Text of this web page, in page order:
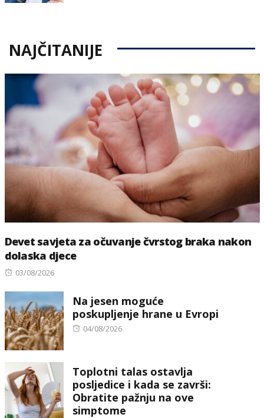
NAJČITANIJE
Devet savjeta za očuvanje čvrstog braka nakon
dolaska djece
Posted
03/08/2026
Na jesen moguće
poskupljenje hrane u Evropi
Posted
04/08/2026
Toplotni talas ostavlja
posljedice i kada se završi:
Obratite pažnju na ove
simptome